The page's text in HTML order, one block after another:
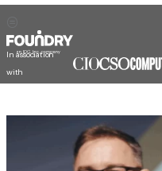
In association
with